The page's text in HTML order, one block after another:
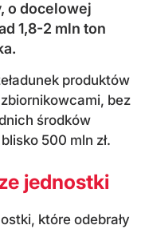
o docelowej
1,8-2 mln ton
produktów
bez
środków
500 mln zł.
jednostki
które odebrały